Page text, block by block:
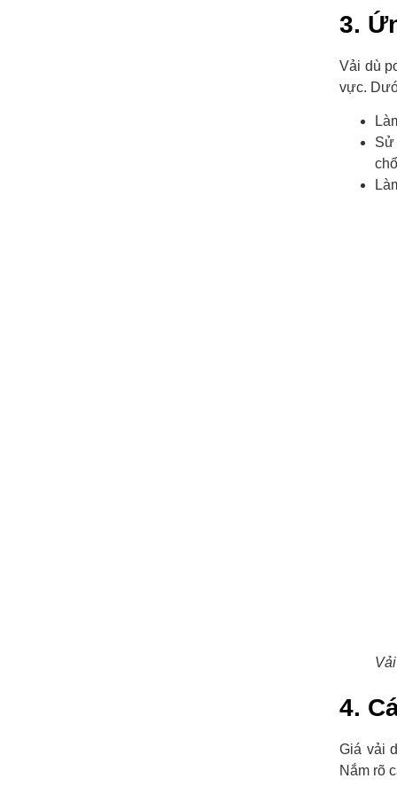
3.
Vải dù
vực.
Sử
4.
Giá vải
Nắm rõ